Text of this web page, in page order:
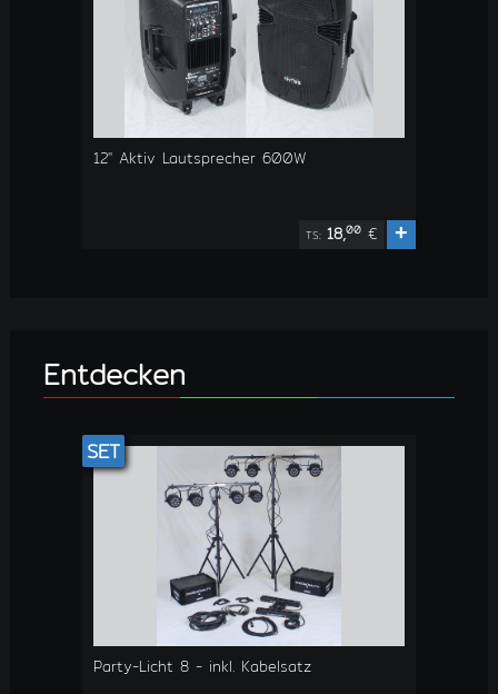
12" Aktiv Lautsprecher 600W
TS: 18,00 € +
Entdecken
SET
Party-Licht 8 - inkl. Kabelsatz